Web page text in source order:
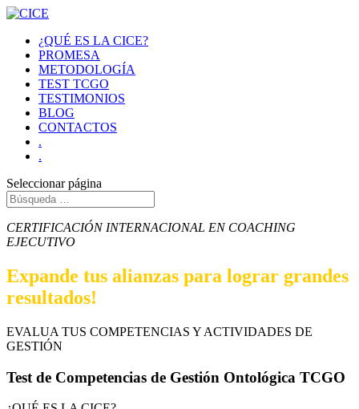
¿QUÉ ES LA CICE?
PROMESA
METODOLOGÍA
TEST TCGO
TESTIMONIOS
BLOG
CONTACTOS
.
.
Seleccionar página
CERTIFICACIÓN INTERNACIONAL EN COACHING
EJECUTIVO
Expande tus alianzas para lograr grandes
resultados!
EVALUA TUS COMPETENCIAS Y ACTIVIDADES DE
GESTIÓN
Test de Competencias de Gestión Ontológica TCGO